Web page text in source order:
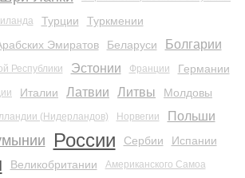
Турции
Туркмении
Эмиратов
Беларуси
Болгарии
Республики Эстонии Франции
Германии
Италии Латвии Литвы
Молдовы
(Нидерландов) Норвегии Польши
России Сербии Испании
Великобритании Американского Самоа